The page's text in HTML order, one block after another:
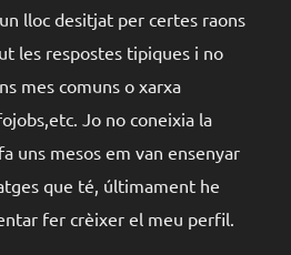
lloc desitjat per certes raons
les respostes tipiques i no
mes comuns o xarxa
Jo no coneixia la
uns mesos em van ensenyar
que té, últimament he
fer crèixer el meu perfil.